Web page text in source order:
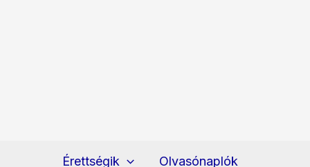
Érettségik Olvasónaplók